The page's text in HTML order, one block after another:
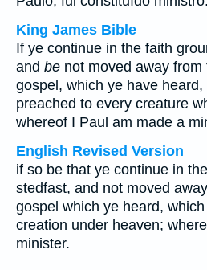
King James Bible
If ye continue in the faith
and be not moved away
gospel, which ye have heard,
preached to every creature
whereof I Paul am made a
English Revised Version
if so be that ye continue in
stedfast, and not moved
gospel which ye heard, which
creation under heaven;
minister.